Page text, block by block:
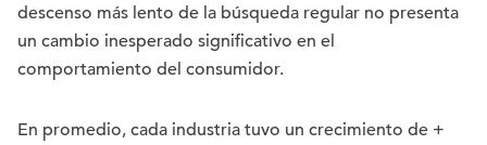
descenso más lento de la búsqueda regular no presenta
un cambio inesperado significativo en el
comportamiento del consumidor.
En promedio, cada industria tuvo un crecimiento de +